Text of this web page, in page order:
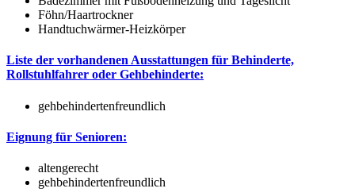
Föhn/Haartrockner
Handtuchwärmer-Heizkörper
Liste der vorhandenen Ausstattungen für Behinderte,
Rollstuhlfahrer oder Gehbehinderte:
gehbehindertenfreundlich
Eignung für Senioren:
altengerecht
gehbehindertenfreundlich